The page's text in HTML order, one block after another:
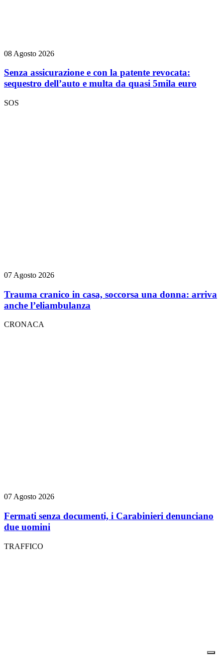
08 Agosto 2026
Senza assicurazione e con la patente revocata:
sequestro dell’auto e multa da quasi 5mila euro
SOS
07 Agosto 2026
Trauma cranico in casa, soccorsa una donna: arriva
anche l’eliambulanza
CRONACA
07 Agosto 2026
Fermati senza documenti, i Carabinieri denunciano
due uomini
TRAFFICO